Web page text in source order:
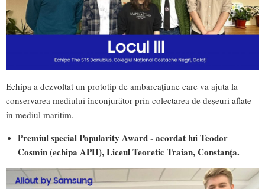
Echipa a dezvoltat un prototip de ambarcațiune care va ajuta la
conservarea mediului înconjurător prin colectarea de deșeuri aflate
în mediul maritim.
Premiul special Popularity Award- acordat lui Teodor
Cosmin (echipa APH), Liceul Teoretic Traian, Constanța.